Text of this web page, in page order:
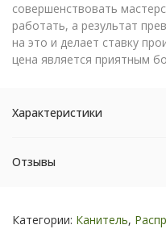
совершенствовать
работать, а результат
на это и делает ставку
цена является приятным
Характеристики
Отзывы
Категории: Канитель,